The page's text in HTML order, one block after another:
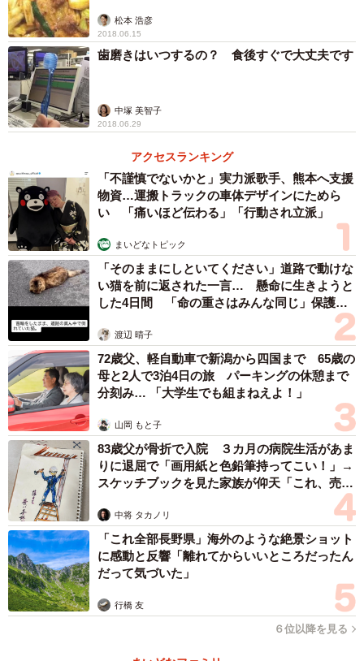
松本 浩彦
2018.06.15
歯磨きはいつするの？ 食後すぐで大丈夫です
中塚 美智子
2018.06.29
アクセスランキング
「不謹慎でないかと」実力派歌手、熊本へ支援
物資…運搬トラックの車体デザインにためら
い 「痛いほど伝わる」「行動され立派」
まいどなトピック
「そのままにしといてください」道路で動けな
い猫を前に返された一言… 懸命に生きようと
した4日間 「命の重さはみんな同じ」保護団
渡辺 晴子
72歳父、軽自動車で新潟から四国まで 65歳の
母と2人で3泊4日の旅 パーキングの休憩まで
分刻み… 「大学生でも組まねえよ！」
山岡 もと子
83歳父が骨折で入院 ３カ月の病院生活があま
りに退屈で「画用紙と色鉛筆持ってこい！」→
スケッチブックを見た家族が仰天「これ、売れ
中将 タカノリ
「これ全部長野県」海外のような絶景ショット
に感動と反響「離れてからいいところだったん
だって気づいた」
行橋 友
６位以降を見る